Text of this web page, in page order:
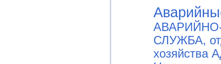
СЛУЖБА,
хозяйства